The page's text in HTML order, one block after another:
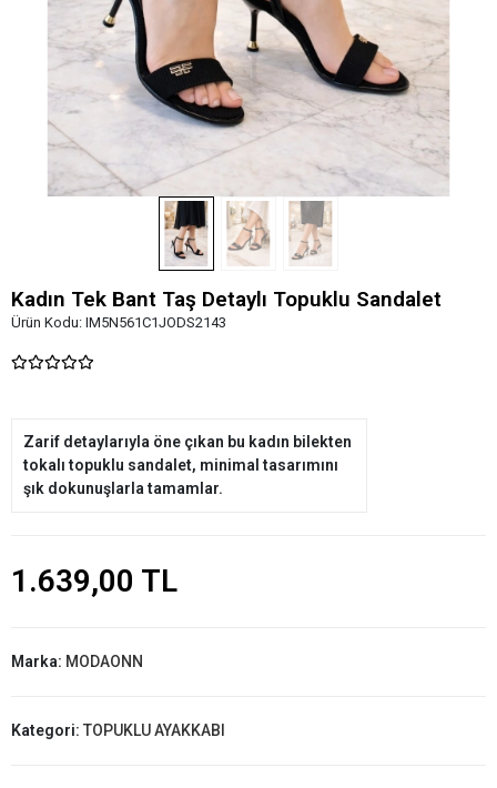
Kadın Tek Bant Taş Detaylı Topuklu Sandalet
Ürün Kodu: IM5N561C1JODS2143
Zarif detaylarıyla öne çıkan bu kadın bilekten
tokalı topuklu sandalet, minimal tasarımını
şık dokunuşlarla tamamlar.
1.639,00 TL
Marka: MODAONN
Kategori: TOPUKLU AYAKKABI